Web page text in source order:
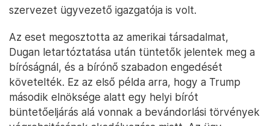
szervezet ügyvezető igazgatója is volt. ​
Az eset megosztotta az amerikai társadalmat,
Dugan letartóztatása után tüntetők jelentek meg a
bíróságnál, és a bírónő szabadon engedését
követelték. Ez az első példa arra, hogy a Trump
második elnöksége alatt egy helyi bírót
büntetőeljárás alá vonnak a bevándorlási törvények